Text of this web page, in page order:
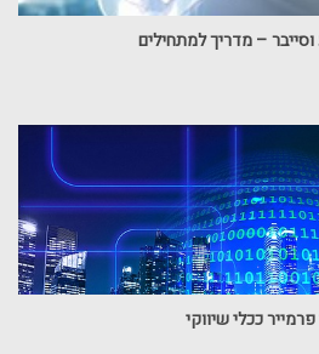
– מדריך למתחילים
ככלי שיווקי